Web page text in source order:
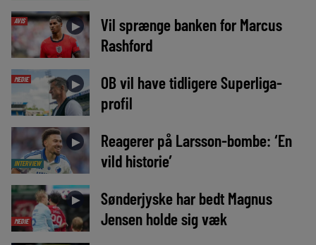
AVIS ►
Vil sprænge banken for Marcus
Rashford
MEDIE ►
OB vil have tidligere Superliga-
profil
INTERVIEW
►
Reagerer på Larsson-bombe: ‘En
vild historie’
MEDIE
►
Sønderjyske har bedt Magnus
Jensen holde sig væk